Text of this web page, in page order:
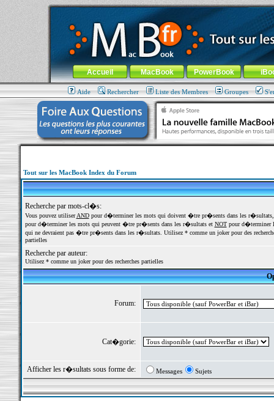
MacBook-fr.com : 100% Apple... 100% nomade !
Aller au contenu-Aller au menu général-Aller au menu de
Menu général
Accueil MacBook PowerBook
Aide Rechercher Liste des Membres Groupes
Tout sur les MacBook Index du Forum
Recherche par mots-cl�s:
Vous pouvez utiliserANDpour d�terminer les mots qui doivent �tre pr�sents dans les
pour d�terminer les mots qui peuvent �tre pr�sents dans les r�sultats et NOTpour d�terminer
qui ne devraient pas �tre pr�sents dans les r�sultats. Utilisez * comme un joker pour des
partielles
Recherche par auteur:
Utilisez * comme un joker pour des recherches partielles
Forum:
Cat�gorie:
Afficher les r�sultats sous forme de: Messages Sujets